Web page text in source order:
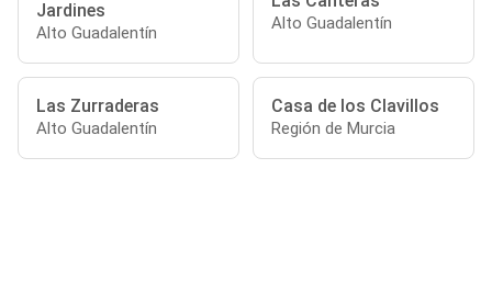
Jardines
Alto Guadalentín
Alto Guadalentín
Las Zurraderas
Alto Guadalentín
Casa de los Clavillos
Región de Murcia